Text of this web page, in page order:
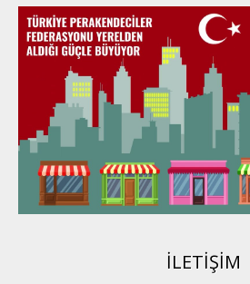
Kayseri PERDER
Karadeniz Perder
Konya PERDER
Van PERDER
BEYPER
İLETİŞİM